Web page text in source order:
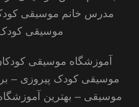
مدرس خانم موسیقی
موسیقی
آموزشگاه موسیقی
موسیقی کودک پیروزی –
موسیقی – بهترین